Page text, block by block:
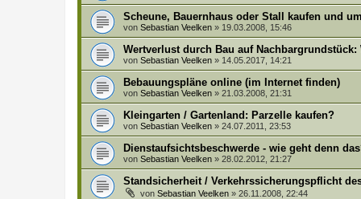
Scheune, Bauernhaus oder Stall kaufen und
von Sebastian Veelken » 19.03.2008, 15:46
Wertverlust durch Bau auf
von Sebastian Veelken » 14.05.2017, 14:21
Bebauungspläne online (im Internet finden)
von Sebastian Veelken » 21.03.2008, 21:31
Kleingarten / Gartenland: Parzelle kaufen?
von Sebastian Veelken » 24.07.2011, 23:53
Dienstaufsichtsbeschwerde - wie geht denn
von Sebastian Veelken » 28.02.2012, 21:27
Standsicherheit / Verkehrssicherungspflicht
von Sebastian Veelken » 26.11.2008, 22:44